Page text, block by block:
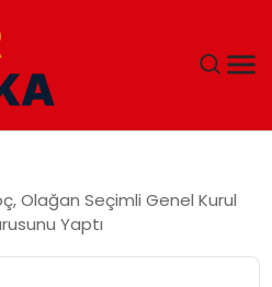
Olağan Seçimli Genel Kurul
Yaptı